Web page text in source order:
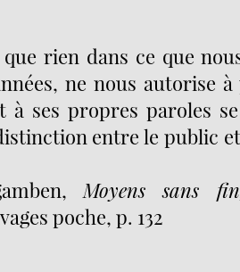
rien dans ce que
ne nous autorise
à ses propres paroles
entre le public
Moyens sans
poche, p. 132